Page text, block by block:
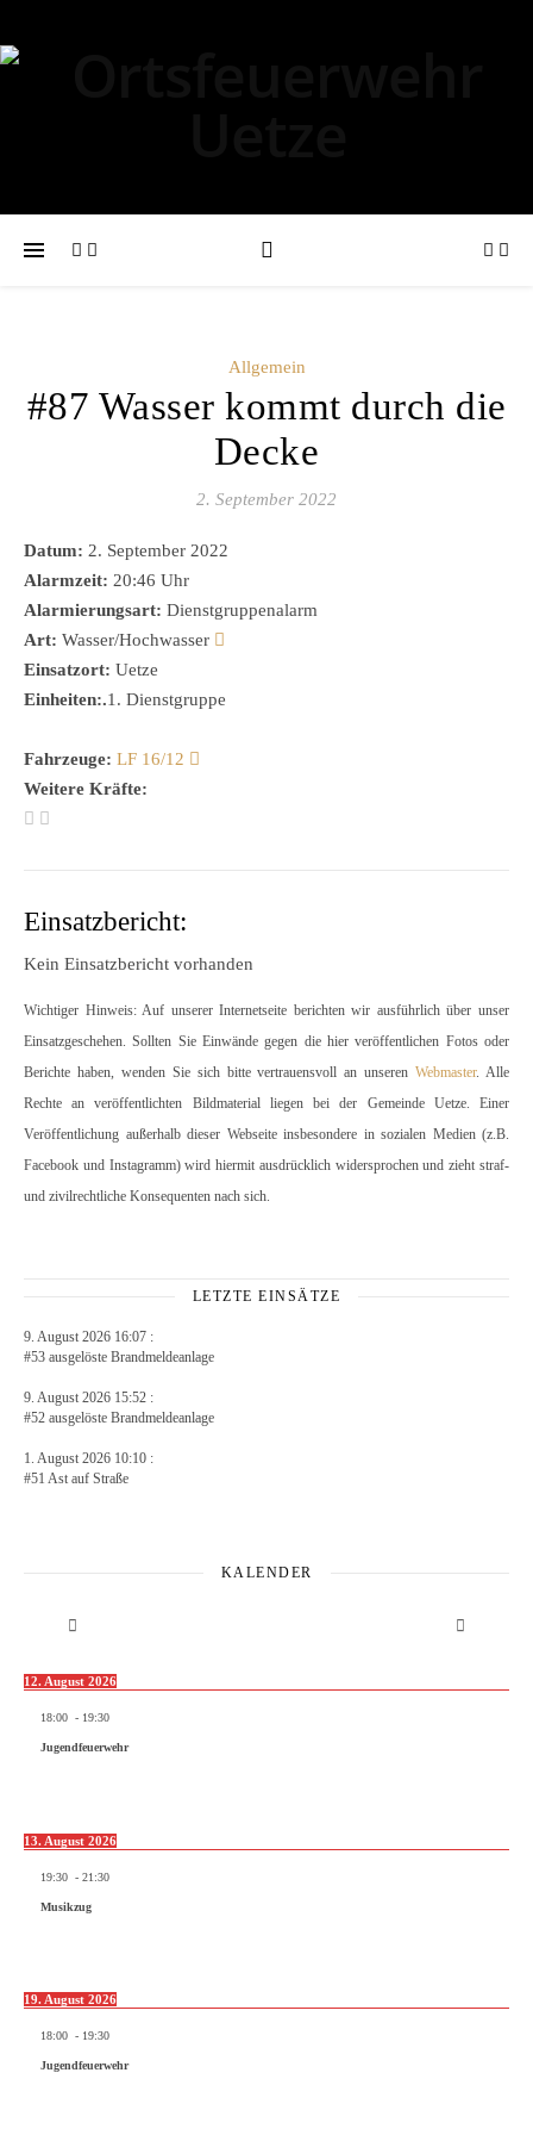
Allgemein
#87 Wasser kommt durch die
Decke
2. September 2022
Datum: 2. September 2022
Alarmzeit: 20:46 Uhr
Alarmierungsart: Dienstgruppenalarm
Art: Wasser/Hochwasser
Einsatzort: Uetze
Einheiten:.1. Dienstgruppe
Fahrzeuge: LF 16/12
Weitere Kräfte:
Einsatzbericht:
Kein Einsatzbericht vorhanden
Wichtiger Hinweis: Auf unserer Internetseite berichten wir ausführlich über unser
Einsatzgeschehen. Sollten Sie Einwände gegen die hier veröffentlichen Fotos oder
Berichte haben, wenden Sie sich bitte vertrauensvoll an unserenWebmaster. Alle
Rechte an veröffentlichten Bildmaterial liegen bei der Gemeinde Uetze. Einer
Veröffentlichung außerhalb dieser Webseite insbesondere in sozialen Medien (z.B.
Facebook und Instagramm) wird hiermit ausdrücklich widersprochen und zieht straf-
und zivilrechtliche Konsequenten nach sich.
LETZTE EINSÄTZE
9. August 2026 16:07 :
#53 ausgelöste Brandmeldeanlage
9. August 2026 15:52 :
#52 ausgelöste Brandmeldeanlage
1. August 2026 10:10 :
#51 Ast auf Straße
KALENDER
12. August 2026
18:00 - 19:30
Jugendfeuerwehr
13. August 2026
19:30 - 21:30
Musikzug
19. August 2026
18:00 - 19:30
Jugendfeuerwehr